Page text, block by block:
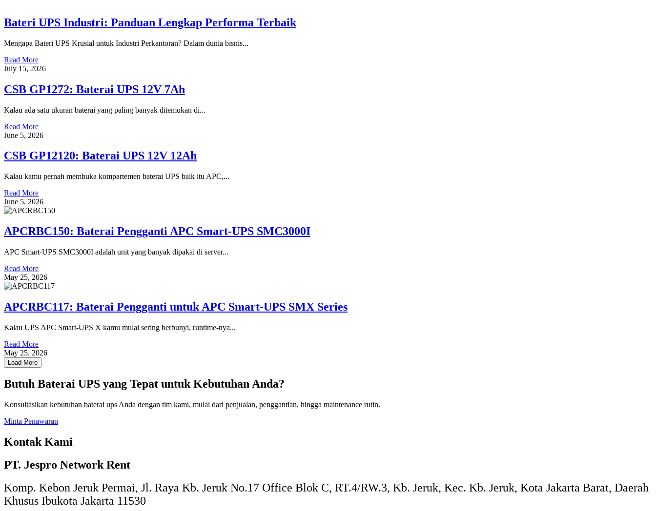
Bateri UPS Industri: Panduan Lengkap Performa Terbaik
Mengapa Bateri UPS Krusial untuk Industri Perkantoran? Dalam dunia bisnis...
Read More
July 15, 2026
CSB GP1272: Baterai UPS 12V 7Ah
Kalau ada satu ukuran baterai yang paling banyak ditemukan di...
Read More
June 5, 2026
CSB GP12120: Baterai UPS 12V 12Ah
Kalau kamu pernah membuka kompartemen baterai UPS baik itu APC,...
Read More
June 5, 2026
APCRBC150: Baterai Pengganti APC Smart-UPS SMC3000I
APC Smart-UPS SMC3000I adalah unit yang banyak dipakai di server...
Read More
May 25, 2026
APCRBC117: Baterai Pengganti untuk APC Smart-UPS SMX Series
Kalau UPS APC Smart-UPS X kamu mulai sering berbunyi, runtime-nya...
Read More
May 25, 2026
Load More
Butuh Baterai UPS yang Tepat untuk Kebutuhan Anda?
Konsultasikan kebutuhan baterai ups Anda dengan tim kami, mulai dari penjualan, penggantian, hingga maintenance rutin.
Minta Penawaran
Kontak Kami
PT. Jespro Network Rent​
Komp. Kebon Jeruk Permai, Jl. Raya Kb. Jeruk No.17 Office Blok C, RT.4/RW.3, Kb. Jeruk, Kec. Kb. Jeruk, Kota Jakarta Barat, Daerah
Khusus Ibukota Jakarta 11530